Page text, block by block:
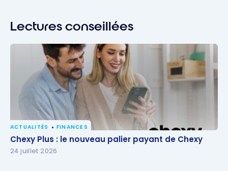
Lectures conseillées
Chexy Plus : le nouveau palier payant de Chexy
ACTUALITÉS FINANCES
Chexy Plus : le nouveau palier payant de Chexy
24 juillet 2026